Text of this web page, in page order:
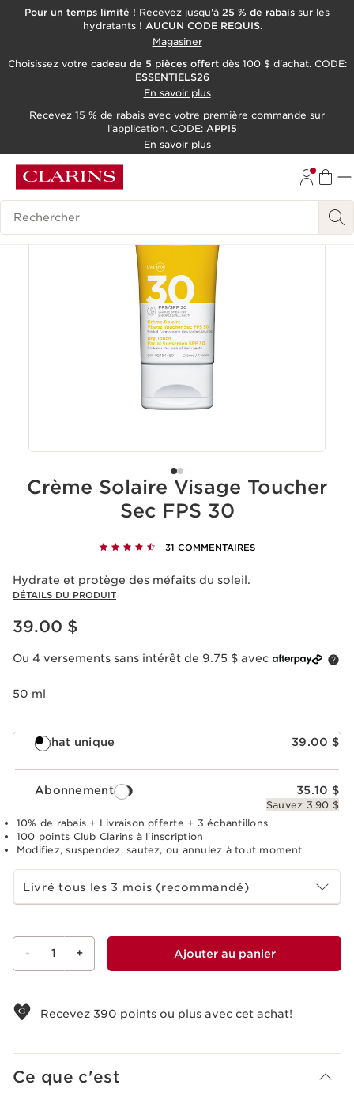
ALLER AU CONTENU
CONSULTER LE PIED DE PAGE
Pour un temps limité ! Recevez jusqu'à 25 % de rabais sur les
hydratants ! AUCUN CODE REQUIS.
Magasiner
Choisissez votre cadeau de 5 pièces offertdès 100 $ d'achat. CODE:
ESSENTIELS26
En savoir plus
Recevez 15 % de rabais avec votre première commande sur
l'application. CODE: APP15
En savoir plus
Historique des recherches
Crème Solaire Visage Toucher
Sec FPS 30
31 COMMENTAIRES
Hydrate et protège des méfaits du soleil.
DÉTAILS DU PRODUIT
Nouveau prix 39.00 $
39.00 $
Ou 4 versements sans intérêt de 9.75 $ avec
50 ml
Achat unique 39.00 $
Abonnement 35.10 $
Sauvez 3.90 $
10% de rabais + Livraison offerte + 3 échantillons
100 points Club Clarins à l'inscription
Modifiez, suspendez, sautez, ou annulez à tout moment
Choisir la période d''abonnement
Livré tous les 3 mois (recommandé)
- 1 + Ajouter au panier
Recevez 390 points ou plus avec cet achat!
Ce que c'est